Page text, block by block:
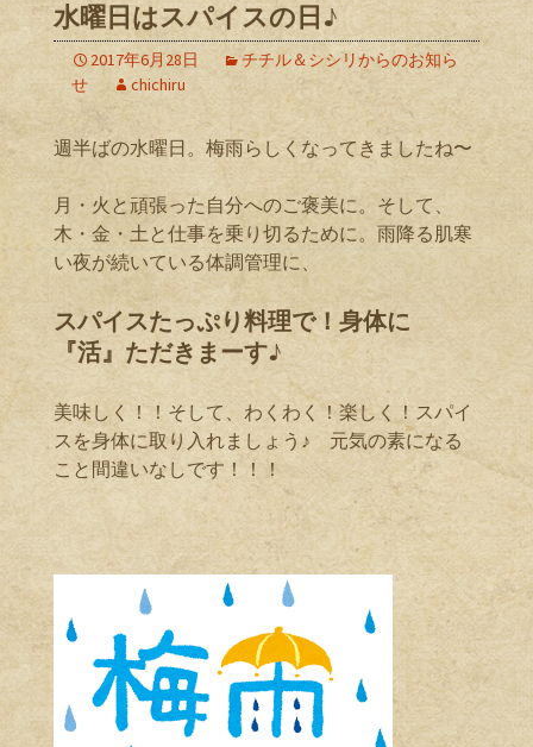
水曜日はスパイスの日♪
2017年6月28日
チチル＆シシリからのお知ら
せ
chichiru
週半ばの水曜日。梅雨らしくなってきましたね〜
月・火と頑張った自分へのご褒美に。そして、
木・金・土と仕事を乗り切るために。雨降る肌寒
い夜が続いている体調管理に、
スパイスたっぷり料理で！身体に
『活』ただきまーす♪
美味しく！！そして、わくわく！楽しく！スパイ
スを身体に取り入れましょう♪ 元気の素になる
こと間違いなしです！！！